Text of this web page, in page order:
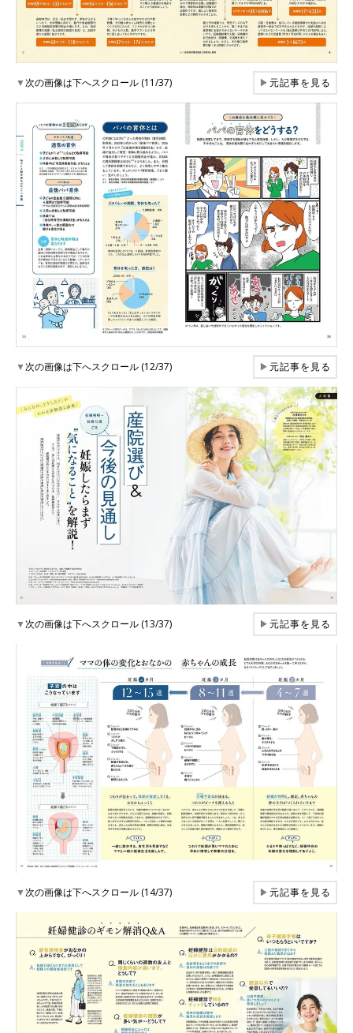
▼次の画像は下へスクロール (11/37) ▶元記事を見る
▼次の画像は下へスクロール (12/37) ▶元記事を見る
▼次の画像は下へスクロール (13/37) ▶元記事を見る
▼次の画像は下へスクロール (14/37) ▶元記事を見る